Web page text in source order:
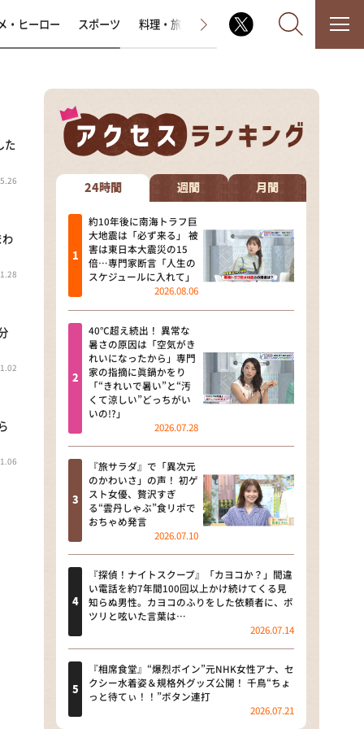
なるみ・岡村の過ぎるTV
相席食堂
これ余談なんですけど・・・
～人生密着トークバラエティ！
～ やすとものいたって真剣です
探偵！ナイトスクープ
news おかえり
河合＆A.B.C-Z塚田×福井アナ
「なんでやねん！？」（news お
かえり）
DAIGOも台所 ～きょうの献立 何
にする？～
本日はダイアンなり！シーズン２
朝だ！生です旅サラダ
教えて！ニュースライブ 正義の
ミカタ
ＬＩＦＥ～夢のカタチ～
新婚さんいらっしゃい！
ポツンと一軒家
ザキ山小屋本館
・ヒーロー スポーツ 料理・旅 ラジオ番組 その他
た
24時間 週間 月間
約10年後に南海トラフ巨
大地震は「必ず来る」 被
害は東日本大震災の15
倍…専門家断言「人生の
スケジュールに入れて」
2026.08.06
40℃超え続出！ 異常な
暑さの原因は「空気がき
れいになったから」専門
家の指摘に眞鍋かをり
「“きれいで暑い”と“汚
くて涼しい”どっちがい
いの!?」
2026.07.28
『旅サラダ』で「異次元
のかわいさ」の声！ 初ゲ
スト女優、贅沢すぎ
る“雲丹しゃぶ”食リポで
おちゃめ発言
2026.07.10
『探偵！ナイトスクープ』「カヨコか？」間違
い電話を約7年間100回以上かけ続けてくる見
知らぬ男性。カヨコのふりをした依頼者に、ポ
ツリと呟いた言葉は…
2026.07.14
『相席食堂』“爆烈ボイン”元NHK女性アナ、セ
クシー水着姿＆規格外グッズ公開！ 千鳥“ちょ
っと待てぃ！！”ボタン連打
2026.07.21